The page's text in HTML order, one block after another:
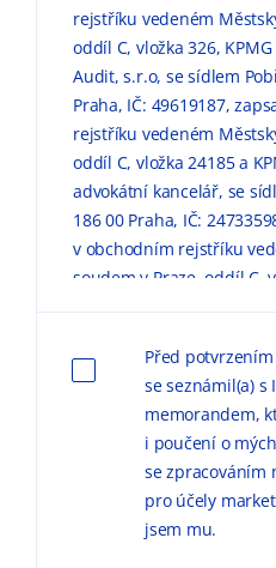
rejstříku vedeném
oddíl C, vložka 326,
Audit, s.r.o, se sídlem
Praha, IČ: 49619187,
rejstříku vedeném
oddíl C, vložka 24185 a
advokátní kancelář, se
186 00 Praha, IČ:
v obchodním rejstříku
soudem v Praze, oddíl C,
způsobem, v rozsahu a
uvedených níže a v
o zpracování osobních
Informační
Důvodem zpracování
marketingové účely je
Před
se seznámil(a)
memorandem,
i poučení o
se zpracováním
pro účely
jsem mu.